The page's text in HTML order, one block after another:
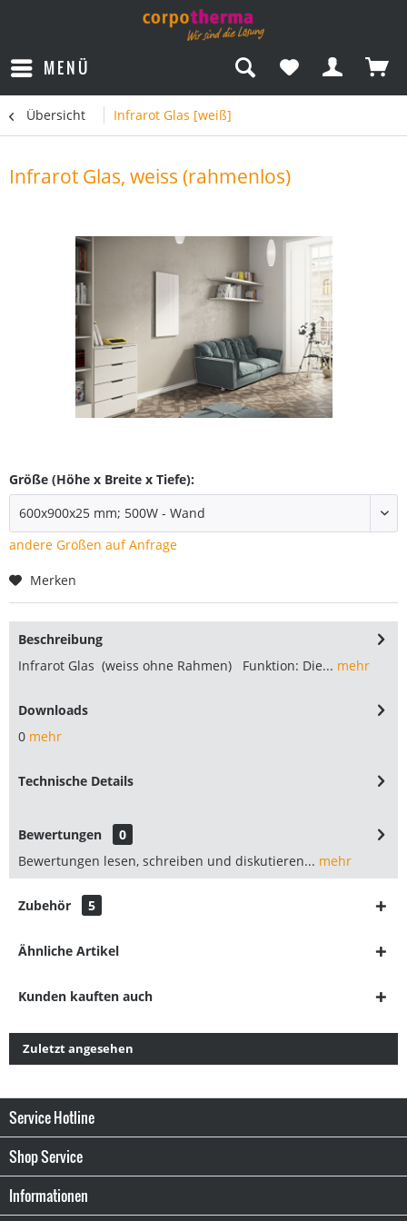
MENÜ
Übersicht Infrarot Glas [weiß]
Infrarot Glas, weiss (rahmenlos)
Größe (Höhe x Breite x Tiefe):
andere Größen auf Anfrage
Merken
Beschreibung
Infrarot Glas (weiss ohne Rahmen) Funktion: Die... mehr
Downloads
0 mehr
Technische Details
Bewertungen
0
Bewertungen lesen, schreiben und diskutieren... mehr
Zubehör 5
Ähnliche Artikel
Kunden kauften auch
Zuletzt angesehen
Service Hotline
Shop Service
Informationen